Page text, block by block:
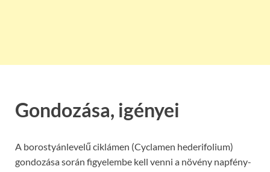
Gondozása, igényei
A borostyánlevelű ciklámen (Cyclamen hederifolium)
gondozása során figyelembe kell venni a növény napfény-